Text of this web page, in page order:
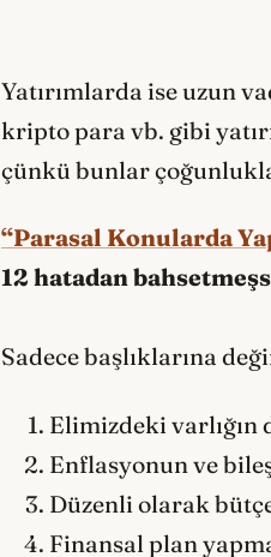
Yatırımlarda ise uzun
kripto para vb. gibi
çünkü bunlar
“Parasal Konularda
12 hatadan
Sadece başlıklarına
Elimizdeki varlığın
Enflasyonun ve
Düzenli olarak
Finansal plan